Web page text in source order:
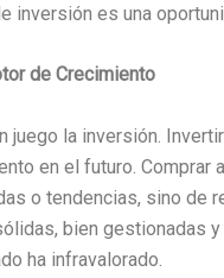
inversión es una
de Crecimiento
juego la inversión.
en el futuro.
o tendencias, sino de
bien gestionadas
ha infravalorado.